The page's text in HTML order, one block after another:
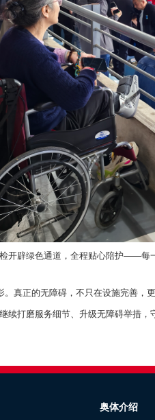
开辟绿色通道，全程贴心陪护——每
真正的无障碍，不只在设施完善，
续打磨服务细节、升级无障碍举措，
奥体介绍